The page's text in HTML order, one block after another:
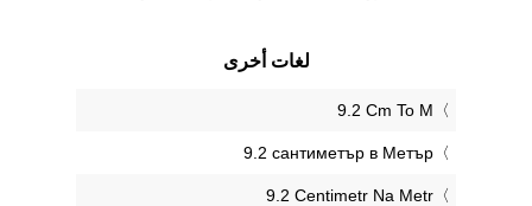
لغات أخرى
‎9.2 Cm To M
‎9.2 сантиметър в Метър
‎9.2 Centimetr Na Metr